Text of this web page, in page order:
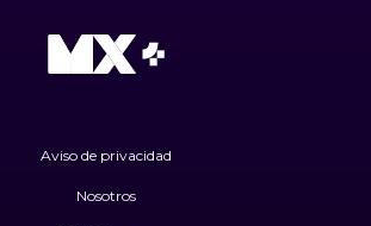
Aviso de privacidad
Nosotros